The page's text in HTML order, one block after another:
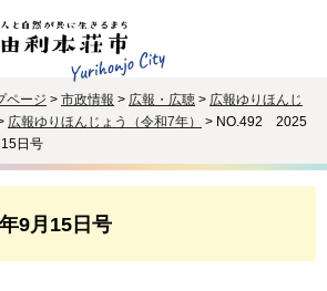
ページ > 市政情報 > 広報・広聴 > 広報ゆりほんじ
広報ゆりほんじょう（令和7年）
> NO.492 2025
日号
9月15日号